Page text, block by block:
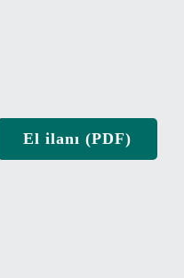
El ilanı (PDF)